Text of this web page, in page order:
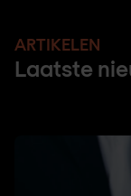
ARTIKELEN
Laatste